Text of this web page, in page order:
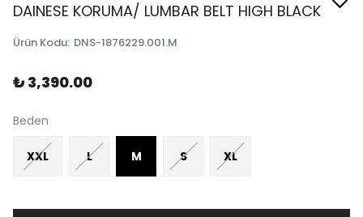
DAINESE KORUMA/ LUMBAR BELT HIGH BLACK
Ürün Kodu: DNS-1876229.001.M
₺ 3,390.00
Beden
XXL L M S XL